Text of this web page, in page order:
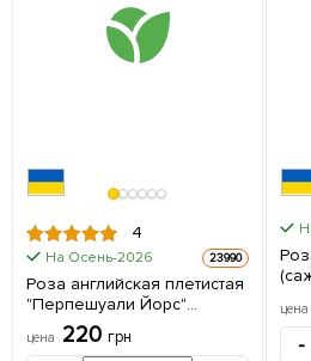
4
На Осень-2026 23990
Роза английская плетистая
"Перпешуали Йорс"
(саженец класса АА+)
высший сорт 1 шт в
цена 220 грн
цена
-